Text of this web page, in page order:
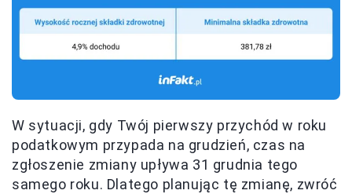
W sytuacji, gdy Twój pierwszy przychód w roku
podatkowym przypada na grudzień, czas na
zgłoszenie zmiany upływa 31 grudnia tego
samego roku. Dlatego planując tę zmianę, zwróć